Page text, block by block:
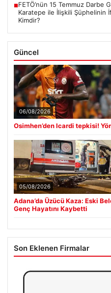
■FETÖ’nün 15 Temmuz Darbe
Karatepe ile İlişkili Şüphelinin
Kimdir?
Güncel
06/08/2026
Osimhen’den Icardi tepkisi!
05/08/2026
Adana’da Üzücü Kaza: Eski
Genç Hayatını Kaybetti
Son Eklenen Firmalar